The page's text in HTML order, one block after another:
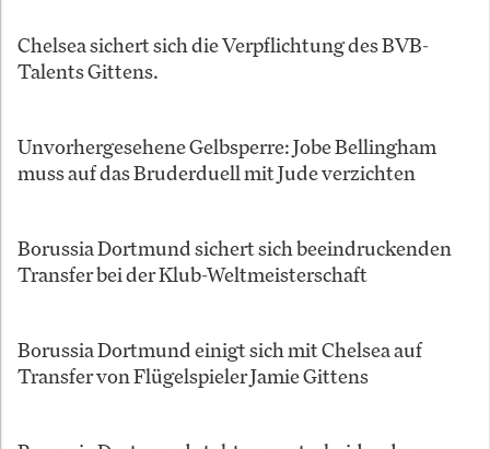
Chelsea sichert sich die Verpflichtung des BVB-
Talents Gittens.
Unvorhergesehene Gelbsperre: Jobe Bellingham
muss auf das Bruderduell mit Jude verzichten
Borussia Dortmund sichert sich beeindruckenden
Transfer bei der Klub-Weltmeisterschaft
Borussia Dortmund einigt sich mit Chelsea auf
Transfer von Flügelspieler Jamie Gittens